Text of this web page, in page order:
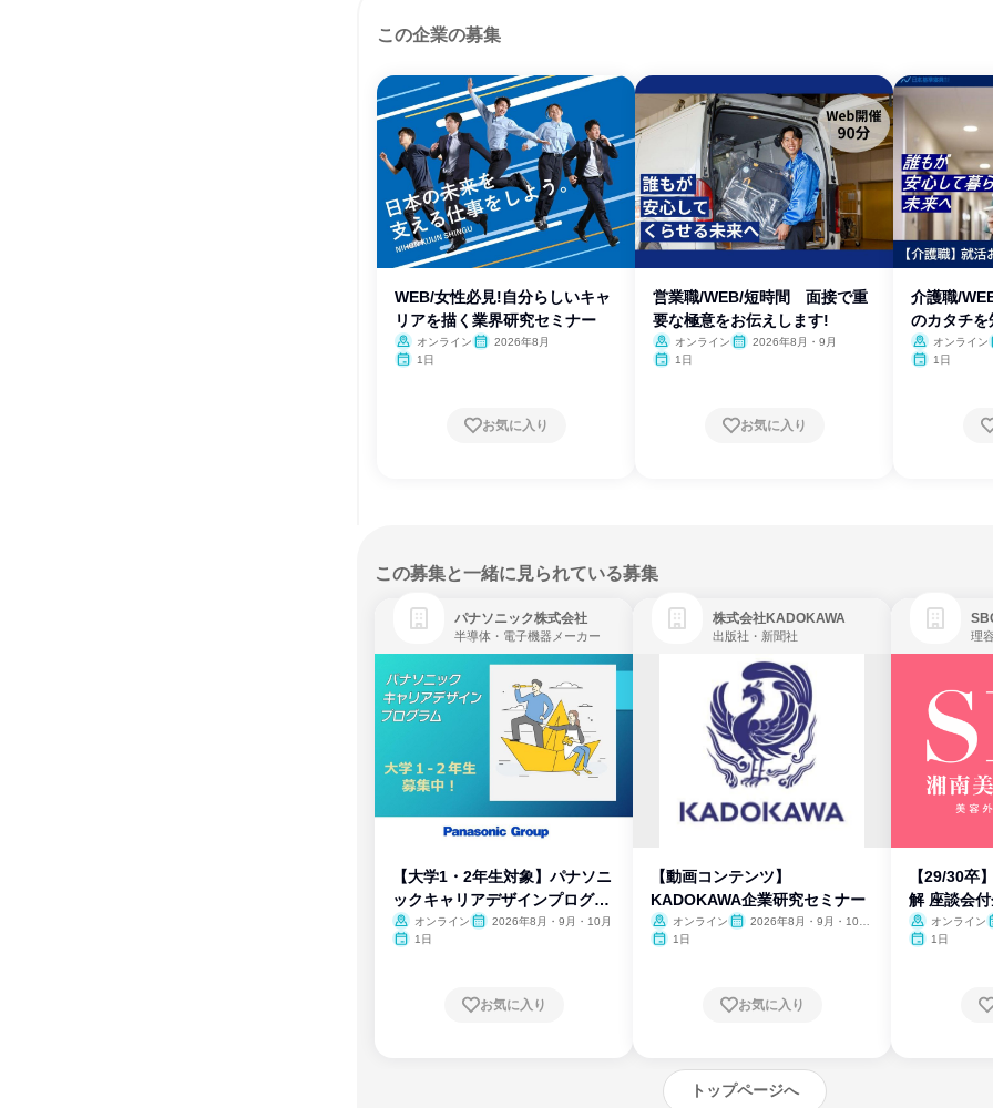
この企業の募集
WEB/女性必見!自分らしいキャ
リアを描く業界研究セミナー
オンライン
2026年8月
1日
お気に入り
営業職/WEB/短時間 面接で重
要な極意をお伝えします!
オンライン
2026年8月・9月
1日
お気に入り
介護職/
のカタチを
オンライン
1日
この募集と一緒に見られている募集
パナソニック株式会社
半導体・電子機器メーカー
【大学1・2年生対象】パナソニ
ックキャリアデザインプログラ
ム
オンライン
2026年8月・9月・10月
1日
お気に入り
株式会社KADOKAWA
出版社・新聞社
【動画コンテンツ】
KADOKAWA企業研究セミナー
オンライン
2026年8月・9月・10
1日
お気に入り
【29/30卒
解 座談会
オンライン
1日
トップページへ